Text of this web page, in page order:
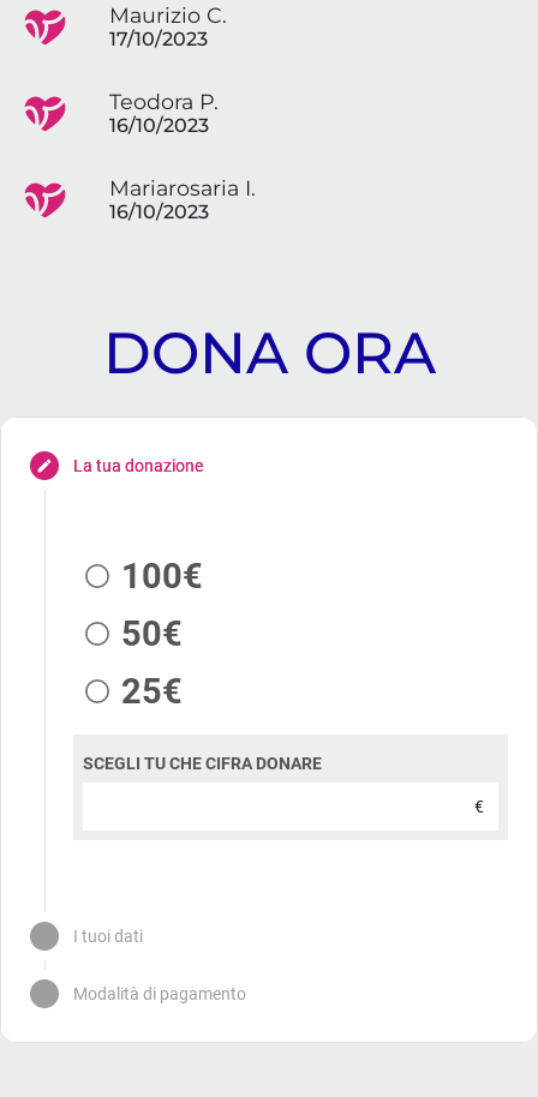
Maurizio C.
17/10/2023
Teodora P.
16/10/2023
Mariarosaria I.
16/10/2023
DONA ORA